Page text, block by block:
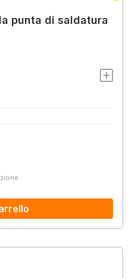
punta di saldatura